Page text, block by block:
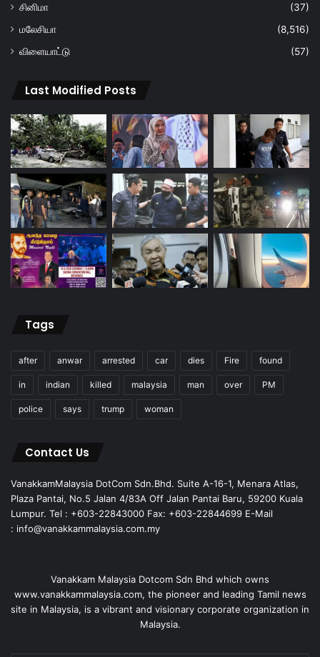
சினிமா
(37)
மலேசியா
(8,516)
விளையாட்டு
(57)
Last Modified Posts
Tags
after anwar arrested car dies Fire found
in indian killed malaysia man over PM
police says trump woman
Contact Us
VanakkamMalaysia DotCom Sdn.Bhd. Suite A-16-1, Menara Atlas,
Plaza Pantai, No.5 Jalan 4/83A Off Jalan Pantai Baru, 59200 Kuala
Lumpur. Tel : +603-22843000 Fax: +603-22844699 E-Mail
: info@vanakkammalaysia.com.my
Vanakkam Malaysia Dotcom Sdn Bhd which owns
www.vanakkammalaysia.com, the pioneer and leading Tamil news
site in Malaysia, is a vibrant and visionary corporate organization in
Malaysia.